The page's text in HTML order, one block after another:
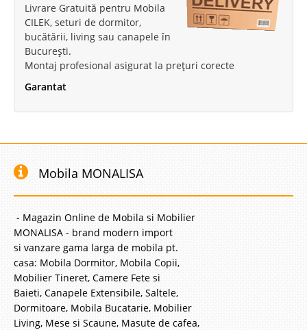
Livrare Gratuită pentru Mobila
CILEK, seturi de dormitor,
bucătării, living sau canapele în
București.
Montaj profesional asigurat la prețuri corecte
Garantat
Mobila MONALISA
- Magazin Online de Mobila si Mobilier
MONALISA - brand modern import
si vanzare gama larga de mobila pt.
casa: Mobila Dormitor, Mobila Copii,
Mobilier Tineret, Camere Fete si
Baieti, Canapele Extensibile, Saltele,
Dormitoare, Mobila Bucatarie, Mobilier
Living, Mese si Scaune, Masute de cafea,